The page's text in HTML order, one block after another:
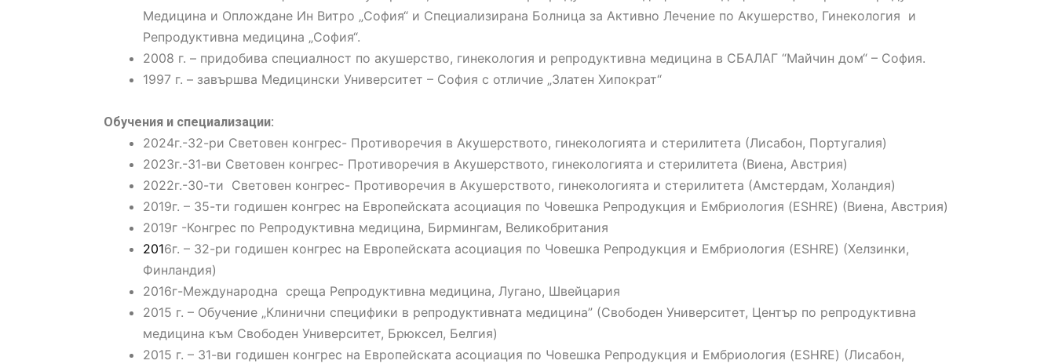
Медицина и Оплождане Ин Витро „София“ и Специализирана Болница за Активно Лечение по Акушерство, Гинекология и
Репродуктивна медицина „София“.
2008 г. – придобива специалност по акушерство, гинекология и репродуктивна медицина в СБАЛАГ “Майчин дом“ – София.
1997 г. – завършва Медицински Университет – София с отличие „Златен Хипократ“
Обучения и специализации:
2024г.-32-ри Световен конгрес- Противоречия в Акушерството, гинекологията и стерилитета (Лисабон, Португалия)
2023г.-31-ви Световен конгрес- Противоречия в Акушерството, гинекологията и стерилитета (Виена, Австрия)
2022г.-30-ти Световен конгрес- Противоречия в Акушерството, гинекологията и стерилитета (Амстердам, Холандия)
2019г. – 35-ти годишен конгрес на Европейската асоциация по Човешка Репродукция и Ембриология (ESHRE) (Виена, Австрия)
2019г -Конгрес по Репродуктивна медицина, Бирмингам, Великобритания
2016г. – 32-ри годишен конгрес на Европейската асоциация по Човешка Репродукция и Ембриология (ESHRE) (Хелзинки,
Финландия)
2016г-Международна среща Репродуктивна медицина, Лугано, Швейцария
2015 г. – Обучение „Клинични специфики в репродуктивната медицина” (Свободен Университет, Център по репродуктивна
медицина към Свободен Университет, Брюксел, Белгия)
2015 г. – 31-ви годишен конгрес на Европейската асоциация по Човешка Репродукция и Ембриология (ESHRE) (Лисабон,